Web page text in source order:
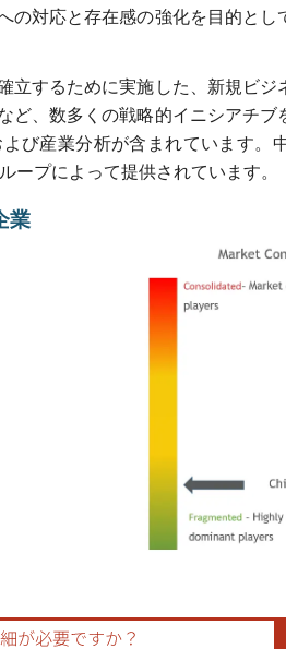
対応と存在感の強化を目的と
するために実施した、新規ビジ
、数多くの戦略的イニシアチ
び産業分析が含まれています。
ープによって提供されています。
業
画像 © Mordor Intelligence。再利